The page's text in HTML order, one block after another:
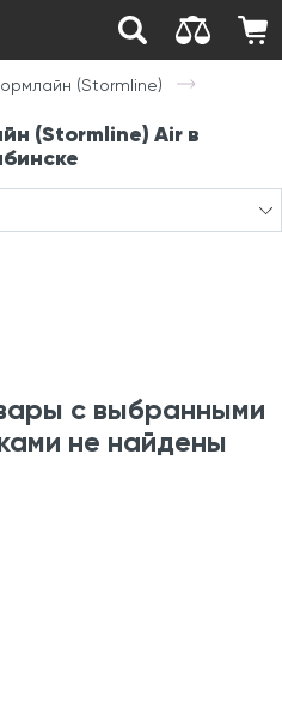
(Stormline)
(Stormline) Air в
с выбранными
не найдены